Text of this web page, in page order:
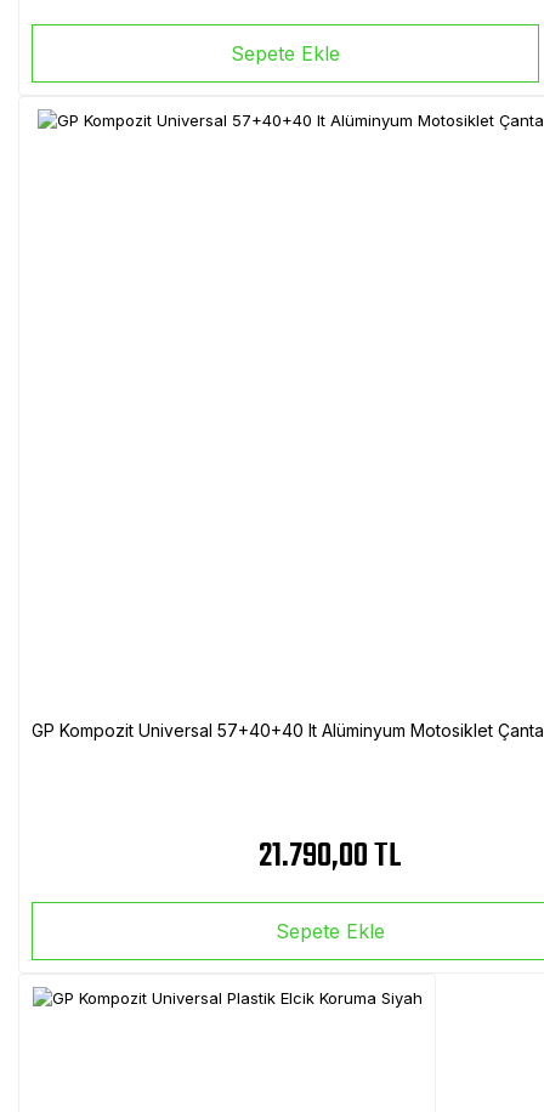
Sepete Ekle
GP Kompozit Universal 57+40+40 lt Alüminyum Motosiklet
21.790,00 TL
Sepete Ekle